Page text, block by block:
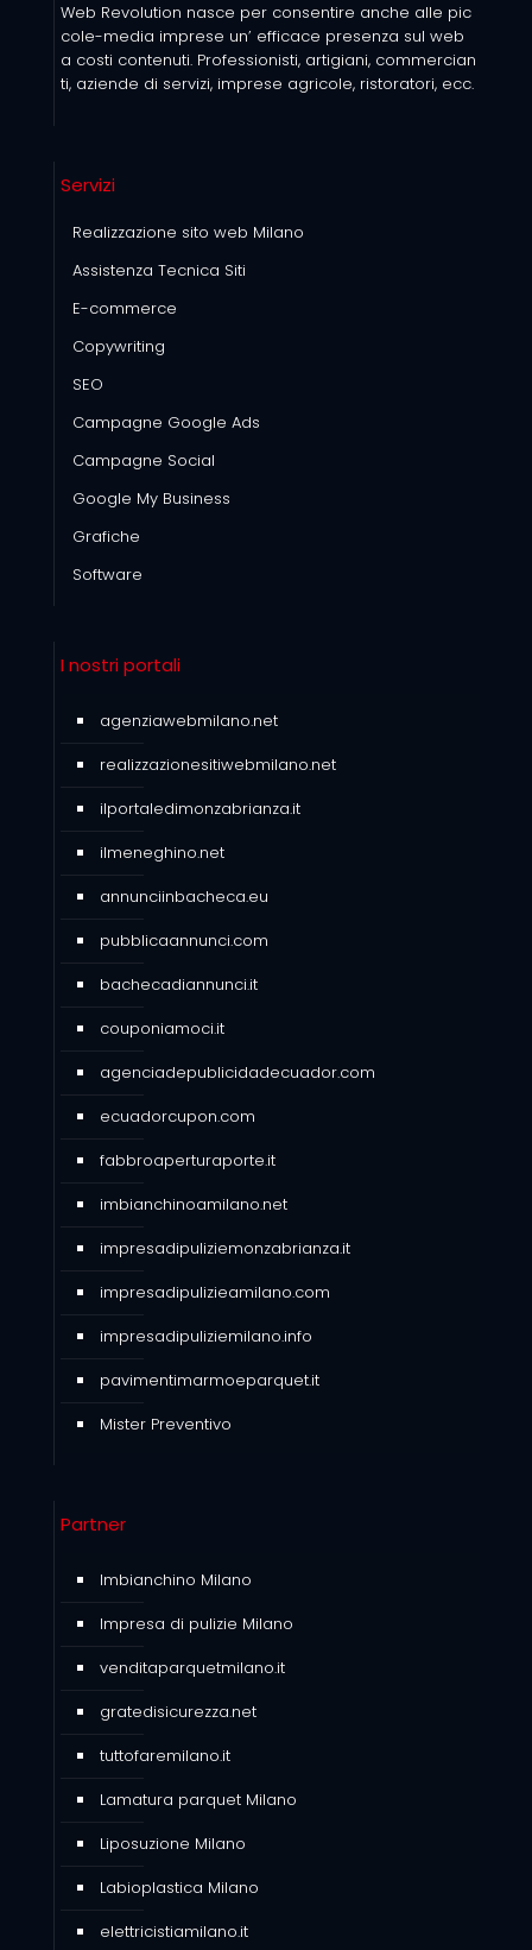
Web Revolution nasce per consentire anche alle pic
cole-media imprese un’ efficace presenza sul web
a costi contenuti. Professionisti, artigiani, commercian
ti, aziende di servizi, imprese agricole, ristoratori, ecc.
Servizi
Realizzazione sito web Milano
Assistenza Tecnica Siti
E-commerce
Copywriting
SEO
Campagne Google Ads
Campagne Social
Google My Business
Grafiche
Software
I nostri portali
agenziawebmilano.net
realizzazionesitiwebmilano.net
ilportaledimonzabrianza.it
ilmeneghino.net
annunciinbacheca.eu
pubblicaannunci.com
bachecadiannunci.it
couponiamoci.it
agenciadepublicidadecuador.com
ecuadorcupon.com
fabbroaperturaporte.it
imbianchinoamilano.net
impresadipuliziemonzabrianza.it
impresadipulizieamilano.com
impresadipuliziemilano.info
pavimentimarmoeparquet.it
Mister Preventivo
Partner
Imbianchino Milano
Impresa di pulizie Milano
venditaparquetmilano.it
gratedisicurezza.net
tuttofaremilano.it
Lamatura parquet Milano
Liposuzione Milano
Labioplastica Milano
elettricistiamilano.it